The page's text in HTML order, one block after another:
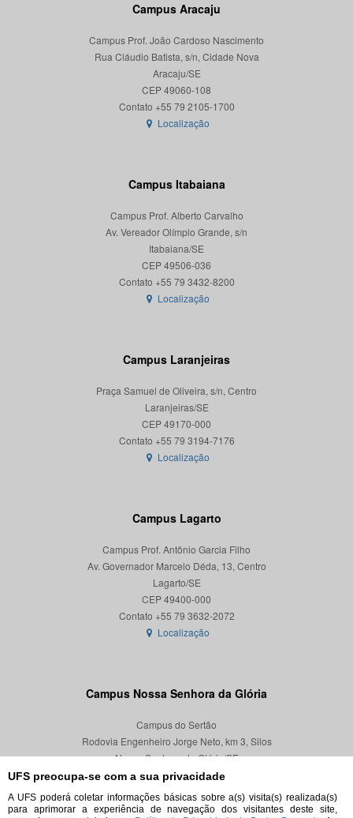
UFS preocupa-se com a sua privacidade
A UFS poderá coletar informações básicas sobre a(s) visita(s) realizada(s)
para aprimorar a experiência de navegação dos visitantes deste site,
Campus Aracaju
Campus Prof. João Cardoso Nascimento
Rua Cláudio Batista, s/n, Cidade Nova
Aracaju/SE
CEP 49060-108
Localização
Campus Itabaiana
Campus Prof. Alberto Carvalho
Av. Vereador Olímpio Grande, s/n
Itabaiana/SE
CEP 49506-036
Localização
Campus Laranjeiras
Praça Samuel de Oliveira, s/n, Centro
Laranjeiras/SE
CEP 49170-000
Localização
Campus Lagarto
Campus Prof. Antônio Garcia Filho
Av. Governador Marcelo Déda, 13, Centro
Lagarto/SE
CEP 49400-000
Localização
Campus Nossa Senhora da Glória
Campus do Sertão
Rodovia Engenheiro Jorge Neto, km 3, Silos
Nossa Senhora da Glória/SE
CEP 49680-000
Localização